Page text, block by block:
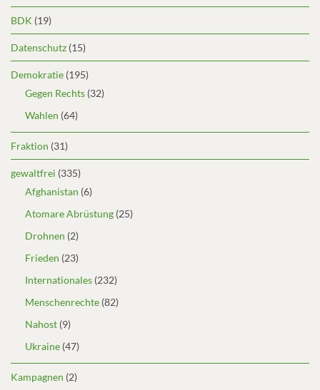
BDK (19)
Datenschutz (15)
Demokratie (195)
Gegen Rechts (32)
Wahlen (64)
Fraktion (31)
gewaltfrei (335)
Afghanistan (6)
Atomare Abrüstung (25)
Drohnen (2)
Frieden (23)
Internationales (232)
Menschenrechte (82)
Nahost (9)
Ukraine (47)
Kampagnen (2)